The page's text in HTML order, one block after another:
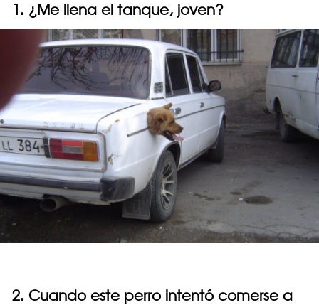
1. ¿Me llena el tanque, joven?
2. Cuando este perro intentó comerse a